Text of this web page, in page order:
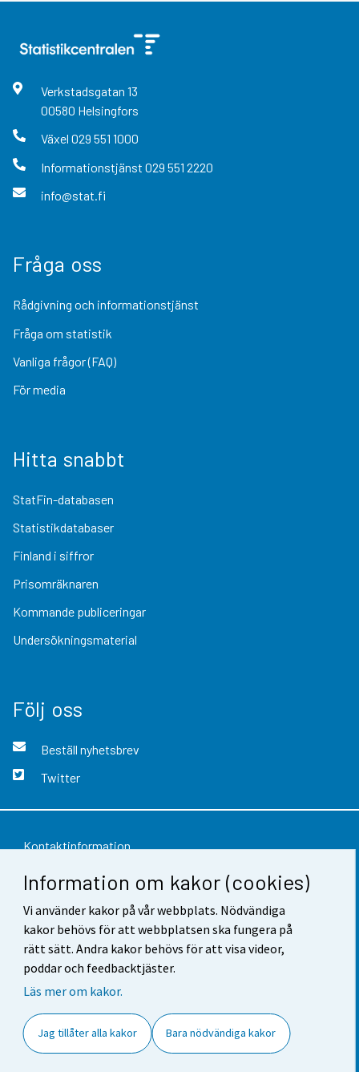
Information om kakor (cookies)
Vi använder kakor på vår webbplats. Nödvändiga
kakor behövs för att webbplatsen ska fungera på
rätt sätt. Andra kakor behövs för att visa videor,
poddar och feedbacktjäster.
Läs mer om kakor.
Jag tillåter alla kakor Bara nödvändiga kakor
Verkstadsgatan 13
00580 Helsingfors
Växel 029 551 1000
Informationstjänst 029 551 2220
info@stat.fi
Fråga oss
Rådgivning och informationstjänst
Fråga om statistik
Vanliga frågor (FAQ)
För media
Hitta snabbt
StatFin-databasen
Statistikdatabaser
Finland i siffror
Prisomräknaren
Kommande publiceringar
Undersökningsmaterial
Följ oss
Beställ nyhetsbrev
Twitter
Kontaktinformation
Respons
Användarvillkor
Dataskydd
Tillgänglighet
Cookie-inställningar